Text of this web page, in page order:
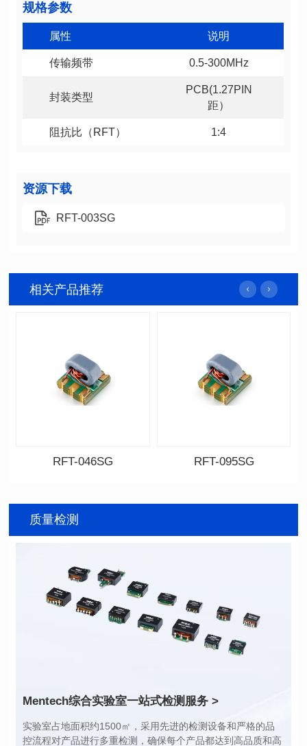
规格参数
属性 说明
传输频带 0.5-300MHz
封装类型
距）
阻抗比（RFT） 1:4
资源下载
RFT-003SG
相关产品推荐
料号: RFT-046SG
传输频带: 0.4-500MHz
阻抗比（RFT）: 1:1
RFT-046SG
料号: RFT-095SG
RFT-095SG
质量检测
Mentech综合实验室一站式检测服务 >